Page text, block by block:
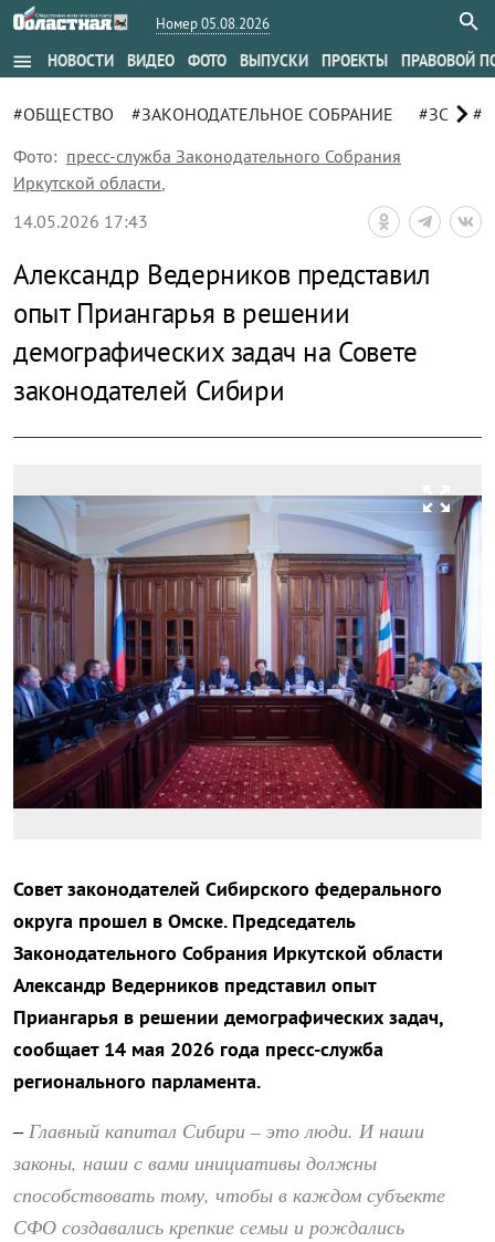
Номер 05.08.2026
menu НОВОСТИ ВИДЕО ФОТО ВЫПУСКИ ПРОЕКТЫ ПРАВОВОЙ
#ОБЩЕСТВО #ЗАКОНОДАТЕЛЬНОЕ СОБРАНИЕ #ЗСchevron_right
Фото: пресс-служба Законодательного Собрания
Иркутской области,
14.05.2026 17:43
Александр Ведерников представил
опыт Приангарья в решении
демографических задач на Совете
законодателей Сибири
zoom_out_map
Совет законодателей Сибирского федерального
округа прошел в Омске. Председатель
Законодательного Собрания Иркутской области
Александр Ведерников представил опыт
Приангарья в решении демографических задач,
сообщает 14 мая 2026 года пресс-служба
регионального парламента.
–Главный капитал Сибири – это люди. И наши
законы, наши с вами инициативы должны
способствовать тому, чтобы в каждом субъекте
СФО создавались крепкие семьи и рождались